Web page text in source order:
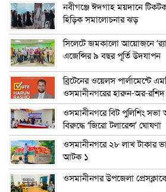
নবীগঞ্জে ঈদগাহ ময়দানে
হিড়িক সমালোচনার ঝড়
সিলেটে জমকালো আয়োজনে
এজেন্সির ৯ বছর পূর্তি উদযাপন
ব্রিটেনের ওয়েলস পার্লামেন্টে
ওসমানীনগরের হারুন-অর-রশিদ
ওসমানীনগরে বিট পুলিশিং সভা
বিরুদ্ধে ‘জিরো টলারেন্স’ ঘোষণা
ওসমানীনগরে ২৮ লাখ টাকার
আটক ১
ওসমানীনগর উপজেলা